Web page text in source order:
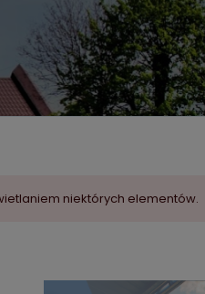
niektórych elementów.